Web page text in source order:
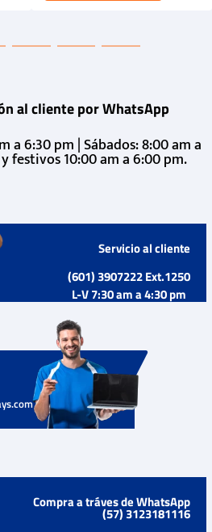
al cliente por WhatsApp
a 6:30 pm | Sábados: 8:00 am a
festivos 10:00 am a 6:00 pm.
Servicio al cliente
(601) 3907222 Ext.1250
L-V 7:30 am a 4:30 pm
Compra a tráves de WhatsApp
(57) 3123181116